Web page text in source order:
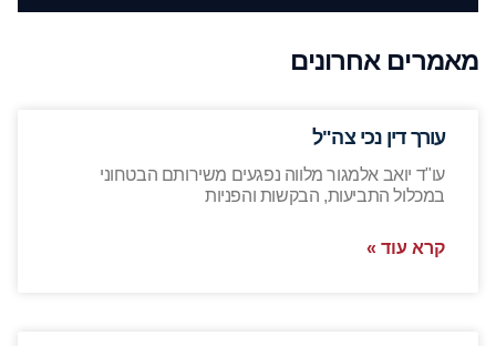
מאמרים אחרונים
עורך דין נכי צה"ל
עו"ד יואב אלמגור מלווה נפגעים משירותם הבטחוני
במכלול התביעות, הבקשות והפניות
קרא עוד »